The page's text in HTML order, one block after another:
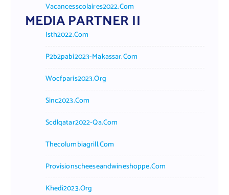
Vacancesscolaires2022.com
MEDIA PARTNER II
Isth2022.com
P2b2pabi2023-Makassar.com
Wocfparis2023.org
Sinc2023.com
Scdlqatar2022-Qa.com
Thecolumbiagrill.com
Provisionscheeseandwineshoppe.com
Khedi2023.org